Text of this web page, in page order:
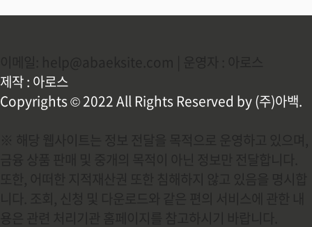
제작 : 아로스
Copyrights © 2022 All Rights Reserved by (주)아백.